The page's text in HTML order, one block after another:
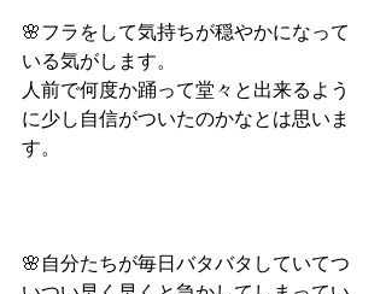
🌸フラをして気持ちが穏やかになって
いる気がします。
人前で何度か踊って堂々と出来るよう
に少し自信がついたのかなとは思いま
す。
🌸自分たちが毎日バタバタしていてつ